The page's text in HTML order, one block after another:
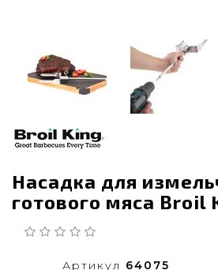
Насадка для
готового мяса Broil
Артикул 64075